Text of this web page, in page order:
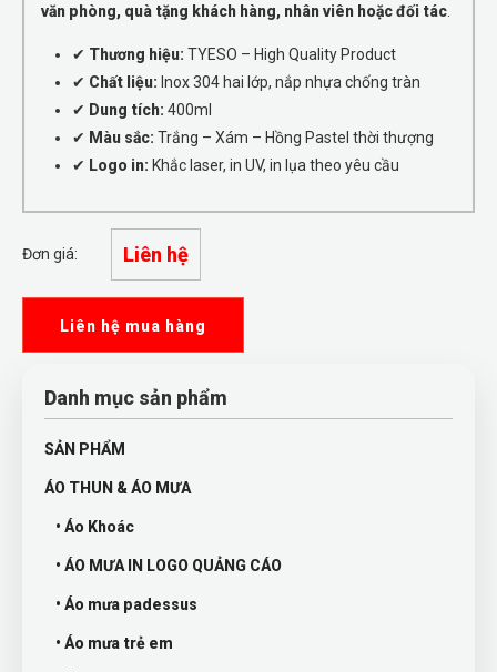
văn phòng, quà tặng khách hàng, nhân viên hoặc đối tác.
✔ Thương hiệu: TYESO – High Quality Product
✔ Chất liệu: Inox 304 hai lớp, nắp nhựa chống tràn
✔ Dung tích: 400ml
✔ Màu sắc: Trắng – Xám – Hồng Pastel thời thượng
✔ Logo in: Khắc laser, in UV, in lụa theo yêu cầu
Đơn giá: Liên hệ
Liên hệ mua hàng
Danh mục sản phẩm
SẢN PHẨM
ÁO THUN & ÁO MƯA
• Áo Khoác
• ÁO MƯA IN LOGO QUẢNG CÁO
• Áo mưa padessus
• Áo mưa trẻ em